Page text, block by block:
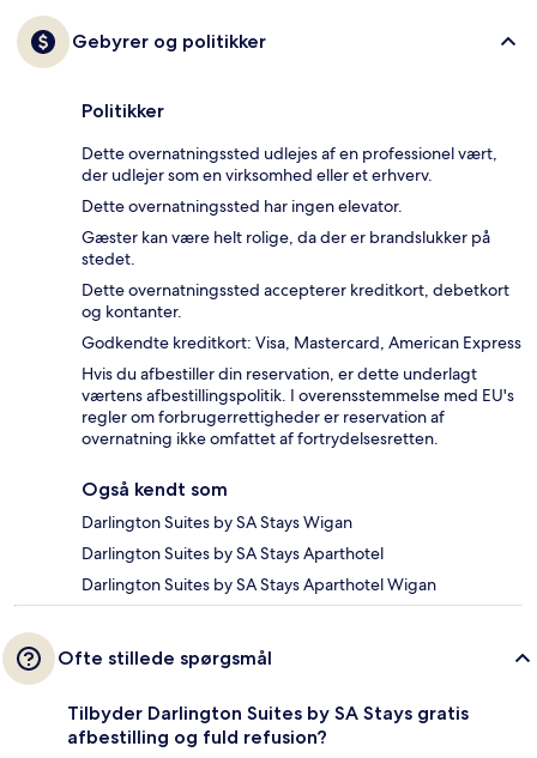
Gebyrer og politikker
Politikker
Dette overnatningssted udlejes af en professionel vært,
der udlejer som en virksomhed eller et erhverv.
Dette overnatningssted har ingen elevator.
Gæster kan være helt rolige, da der er brandslukker på
stedet.
Dette overnatningssted accepterer kreditkort, debetkort
og kontanter.
Godkendte kreditkort: Visa, Mastercard, American Express
Hvis du afbestiller din reservation, er dette underlagt
værtens afbestillingspolitik. I overensstemmelse med EU's
regler om forbrugerrettigheder er reservation af
overnatning ikke omfattet af fortrydelsesretten.
Også kendt som
Darlington Suites by SA Stays Wigan
Darlington Suites by SA Stays Aparthotel
Darlington Suites by SA Stays Aparthotel Wigan
Ofte stillede spørgsmål
Tilbyder Darlington Suites by SA Stays gratis
afbestilling og fuld refusion?